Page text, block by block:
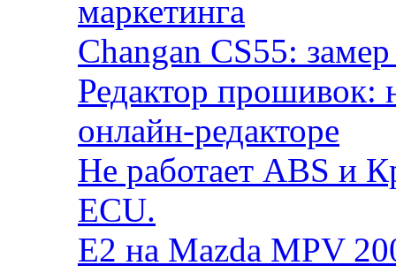
маркетинга
Changan CS55:
Редактор прошивок:
онлайн-редакторе
Не работает ABS и
ECU.
E2 на Mazda MPV